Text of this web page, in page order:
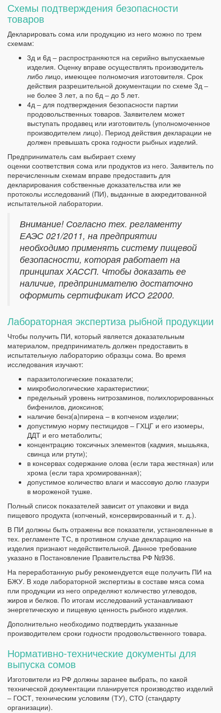
Схемы подтверждения безопасности
товаров
Декларировать сома или продукцию из него можно по трем
схемам:
3д и 6д ‒ распространяются на серийно выпускаемые
изделия. Оценку вправе осуществлять производитель
либо лицо, имеющее полномочия изготовителя. Срок
действия разрешительной документации по схеме 3д ‒
не более 3 лет, а по 6д ‒ до 5 лет.
4д ‒ для подтверждения безопасности партии
продовольственных товаров. Заявителем может
выступать продавец или изготовитель (уполномоченное
производителем лицо). Период действия декларации не
должен превышать срока годности рыбных изделий.
Предприниматель сам выбирает схему
оценки соответствия сома или продуктов из него. Заявитель по
перечисленным схемам вправе предоставить для
декларирования собственные доказательства или же
протоколы исследований (ПИ), выданные в аккредитованной
испытательной лаборатории.
Внимание! Согласно тех. регламенту
ЕАЭС 021/2011, на предприятии
необходимо применять систему пищевой
безопасности, которая работает на
принципах ХАССП. Чтобы доказать ее
наличие, предпринимателю достаточно
оформить сертификат ИСО 22000.
Лабораторная экспертиза рыбной продукции
Чтобы получить ПИ, который является доказательным
материалом, предприниматель должен предоставить в
испытательную лабораторию образцы сома. Во время
исследования изучают:
паразитологические показатели;
микробиологические характеристики;
предельный уровень нитрозаминов, полихлорированных
бифенилов, диоксинов;
наличие бенз(а)пирена ‒ в копченом изделии;
допустимую норму пестицидов ‒ ГХЦГ и его изомеры,
ДДТ и его метаболиты;
концентрацию токсичных элементов (кадмия, мышьяка,
свинца или ртути);
в консервах содержание олова (если тара жестяная) или
хрома (если тара хромированная);
допустимое количество влаги и массовую долю глазури
в мороженой тушке.
Полный список показателей зависит от упаковки и вида
пищевого продукта (копченый, консервированный и т. д.).
В ПИ должны быть отражены все показатели, установленные в
тех. регламенте ТС, в противном случае декларацию на
изделия признают недействительной. Данное требование
указано в Постановление Правительства РФ №936.
На переработанную рыбу рекомендуется еще получить ПИ на
БЖУ. В ходе лабораторной экспертизы в составе мяса сома
пли продукции из него определяют количество углеводов,
жиров и белков. По итогам исследований устанавливают
энергетическую и пищевую ценность рыбного изделия.
Дополнительно необходимо подтвердить указанные
производителем сроки годности продовольственного товара.
Нормативно-технические документы для
выпуска сомов
Изготовители из РФ должны заранее выбрать, по какой
технической документации планируется производство изделий
‒ ГОСТ, техническим условиям (ТУ), СТО (стандарту
организации).